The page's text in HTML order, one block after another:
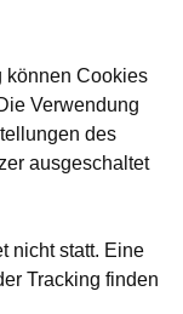
können Cookies
Verwendung
des
ausgeschaltet
nicht statt. Eine
Tracking finden